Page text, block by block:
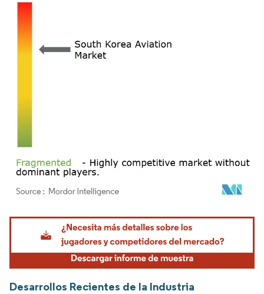
Imagen © Mordor Intelligence. El uso requiere atribución según CC BY 4.0.
Desarrollos Recientes de la Industria